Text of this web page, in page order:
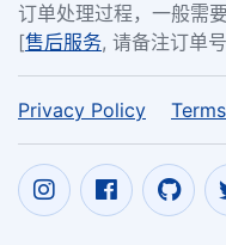
订单处理过程，一般需
[售后服务, 请备注订单
Privacy Policy